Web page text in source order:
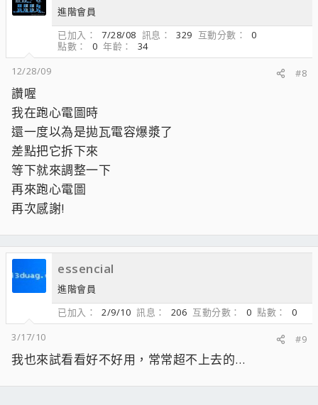
進階會員
已加入
7/28/08 訊息 329 互動分數
0
點數
0 年齡
34
12/28/09
#8
讚喔
我在跑心電圖時
還一度以為是拋瓦電容爆漿了
差點把它拆下來
等下就來調整一下
再來跑心電圖
再次感謝!
essencial
進階會員
已加入
2/9/10 訊息 206 互動分數 0 點數
0
3/17/10
#9
我也來試看看好不好用，常常超不上去的…